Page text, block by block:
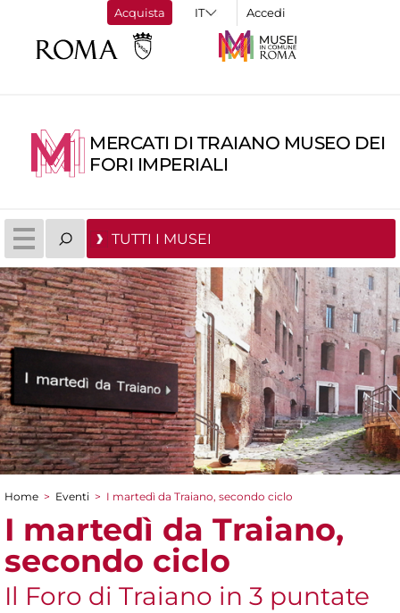
Acquista Accedi
MERCATI DI TRAIANO MUSEO DEI
FORI IMPERIALI
TUTTI I MUSEI
Tu sei qui
Home > Eventi > I martedì da Traiano, secondo ciclo
I martedì da Traiano,
secondo ciclo
Il Foro di Traiano in 3 puntate